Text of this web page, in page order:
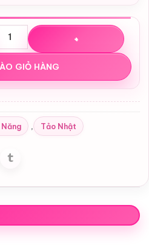
Fucoidan Kanehide Bio NB Nhật
GIỎ HÀNG
Năng , Tảo Nhật